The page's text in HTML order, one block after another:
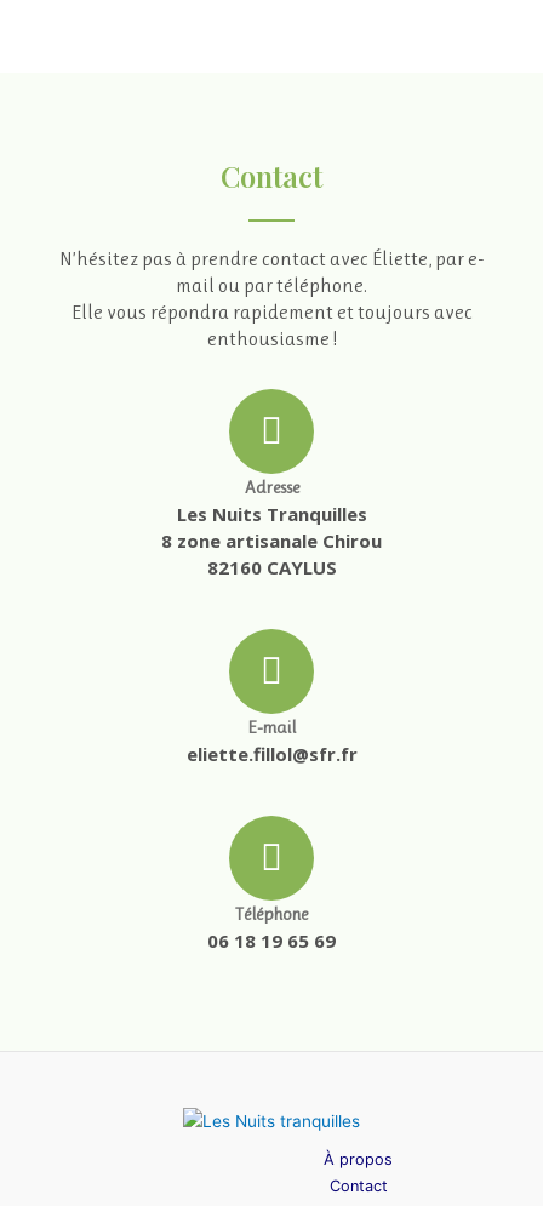
Contact
N’hésitez pas à prendre contact avec Éliette, par e-
mail ou par téléphone.
Elle vous répondra rapidement et toujours avec
enthousiasme !
Adresse
Les Nuits Tranquilles
8 zone artisanale Chirou
82160 CAYLUS
E-mail
eliette.fillol@sfr.fr
Téléphone
06 18 19 65 69
À propos
Contact